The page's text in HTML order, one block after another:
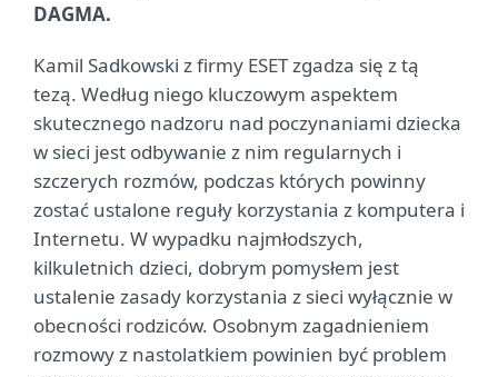
DAGMA.
Kamil Sadkowski z firmy ESET zgadza się z tą
tezą. Według niego kluczowym aspektem
skutecznego nadzoru nad poczynaniami dziecka
w sieci jest odbywanie z nim regularnych i
szczerych rozmów, podczas których powinny
zostać ustalone reguły korzystania z komputera i
Internetu. W wypadku najmłodszych,
kilkuletnich dzieci, dobrym pomysłem jest
ustalenie zasady korzystania z sieci wyłącznie w
obecności rodziców. Osobnym zagadnieniem
rozmowy z nastolatkiem powinien być problem